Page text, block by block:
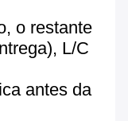
o restante
L/C
antes da